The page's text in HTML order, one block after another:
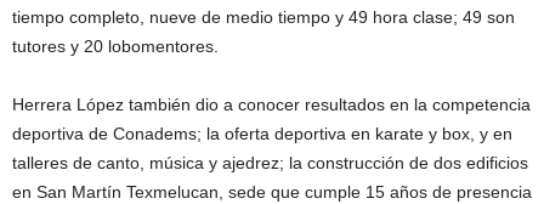
tiempo completo, nueve de medio tiempo y 49 hora clase; 49 son
tutores y 20 lobomentores.
Herrera López también dio a conocer resultados en la competencia
deportiva de Conadems; la oferta deportiva en karate y box, y en
talleres de canto, música y ajedrez; la construcción de dos edificios
en San Martín Texmelucan, sede que cumple 15 años de presencia